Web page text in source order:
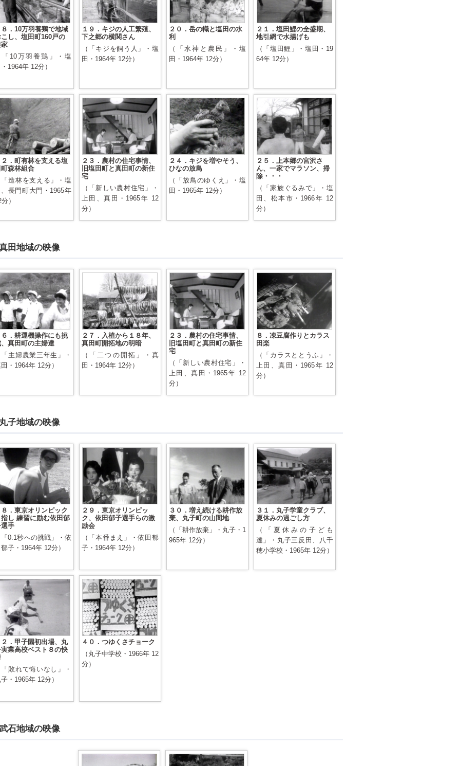
．10万羽養鶏で地域
し、塩田町160戸の
「10万羽養鶏」・塩
1964年 12分）
１９．キジの人工繁殖、
下之郷の横関さん
（「キジを飼う人」・塩
田・1964年 12分）
２０．岳の幟と塩田の水
利
（「水神と農民」・塩
田・1964年 12分）
２１．塩田鯉の全盛期、
地引網で水揚げも
（「塩田鯉」・塩田・19
64年 12分）
．町有林を支える塩
森林組合
「造林を支える」・塩
長門町大門・1965年
）
２３．農村の住宅事情、
旧塩田町と真田町の新住
宅
（「新しい農村住宅」・
上田、真田・1965年 12
分）
２４．キジを増やそう、
ひなの放鳥
（「放鳥のゆくえ」・塩
田・1965年 12分）
２５．上本郷の宮沢さ
ん、一家でマラソン、掃
除・・・
（「家族ぐるみで」・塩
田、松本市・1966年 12
分）
田地域の映像
．耕運機操作にも挑
真田町の主婦達
主婦農業三年生」・
・1964年 12分）
２７．入植から１８年、
真田町開拓地の明暗
（「二つの開拓」・真
田・1964年 12分）
２３．農村の住宅事情、
旧塩田町と真田町の新住
宅
（「新しい農村住宅」・
上田、真田・1965年 12
分）
８．凍豆腐作りとカラス
田楽
（「カラスととうふ」・
上田、真田・1965年 12
分）
子地域の映像
．東京オリンピック
し 練習に励む依田郁
手
0.1秒への挑戦」・依
子・1964年 12分）
２９．東京オリンピッ
ク、依田郁子選手らの激
励会
（「本番まえ」・依田郁
子・1964年 12分）
３０．増え続ける耕作放
棄、丸子町の山間地
（「耕作放棄」・丸子・1
965年 12分）
３１．丸子学童クラブ、
夏休みの過ごし方
（「夏休みの子ども
達」・丸子三反田、八千
穂小学校・1965年 12分）
．甲子園初出場、丸
業高校ベスト８の快
敗れて悔いなし」・
・1965年 12分）
４０．つゆくさチョーク
（丸子中学校・1966年 12
分）
石地域の映像